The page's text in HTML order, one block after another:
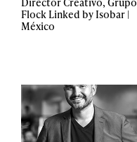
Flock Linked by Isobar |
México